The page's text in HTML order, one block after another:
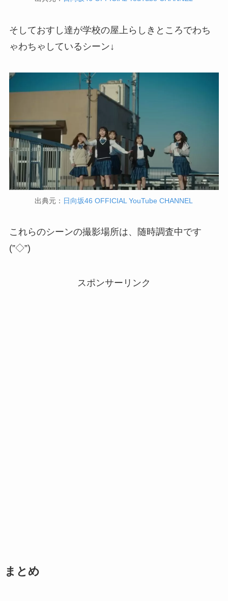
そしておすし達が学校の屋上らしきところでわち
ゃわちゃしているシーン↓
出典元： 日向坂46 OFFICIAL YouTube CHANNEL
これらのシーンの撮影場所は、随時調査中です
(”◇”)ゞ
スポンサーリンク
まとめ